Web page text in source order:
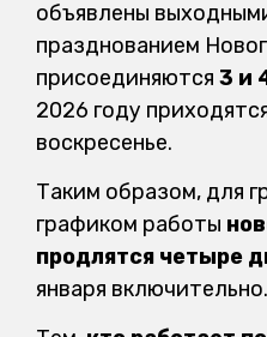
объявлены
празднованием
присоединяются 3 и
2026 году
воскресенье.
Таким образом, для
графиком работы
продлятся четыре
января включительно.